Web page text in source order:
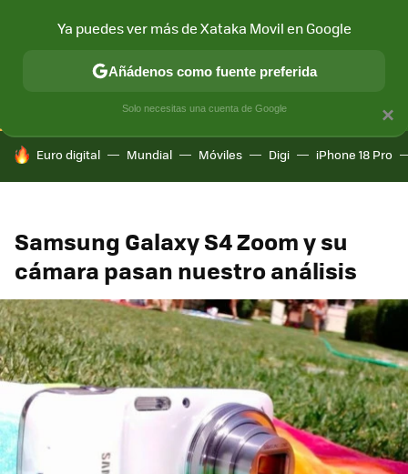
CONECTIVIDAD MÓVIL Y SOCIEDAD APLICACIONES
HOY SE HABLA DE
Euro digital Mundial Móviles Digi iPhone 18 Pro
Samsung Galaxy S4 Zoom y su
cámara pasan nuestro análisis
×
Ya puedes ver más de Xataka Movil en Google
Añádenos como fuente preferida
Solo necesitas una cuenta de Google